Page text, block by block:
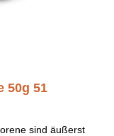
50g 51
sind äußerst